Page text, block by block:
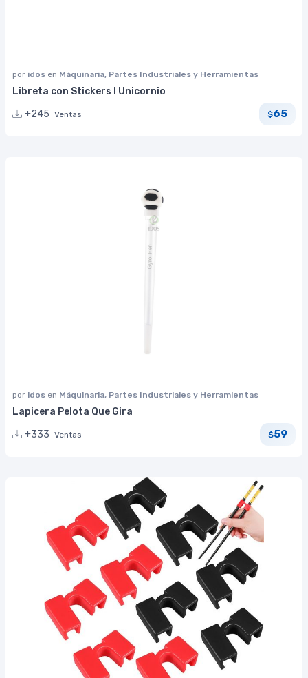
por idos en Máquinaria, Partes Industriales y Herramientas
Libreta con Stickers I Unicornio
+245 Ventas $65
por idos en Máquinaria, Partes Industriales y Herramientas
Lapicera Pelota Que Gira
+333 Ventas $59